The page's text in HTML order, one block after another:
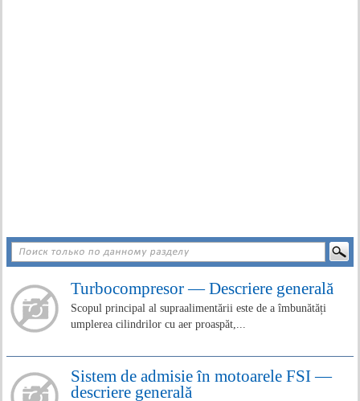
Turbocompresor — Descriere generală
Scopul principal al supraalimentării este de a îmbunătăți
umplerea cilindrilor cu aer proaspăt,...
Sistem de admisie în motoarele FSI —
descriere generală